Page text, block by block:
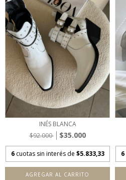
INÉS BLANCA
$92.000
$35.000
6 cuotas sin interés de $5.833,33
AGREGAR AL CARRITO
6